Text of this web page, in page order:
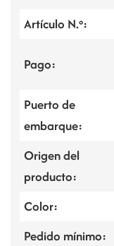
Artículo N.º:
Pago:
Puerto de
embarque:
Origen del
producto:
Color:
Pedido mínimo: